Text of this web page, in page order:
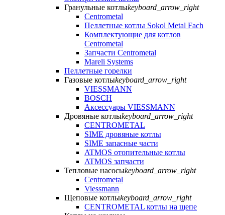
Гранульные котлыkeyboard_arrow_right
Centrometal
Пеллетные котлы Sokol Metal Fach
Комплектующие для котлов
Centrometal
Запчасти Centrometal
Mareli Systems
Пеллетные горелки
Газовые котлыkeyboard_arrow_right
VIESSMANN
BOSCH
Аксессуары VIESSMANN
Дровяные котлыkeyboard_arrow_right
CENTROMETAL
SIME дровяные котлы
SIME запасные части
ATMOS отопительные котлы
ATMOS запчасти
Тепловые насосыkeyboard_arrow_right
Centrometal
Viessmann
Щеповые котлыkeyboard_arrow_right
CENTROMETAL котлы на щепе